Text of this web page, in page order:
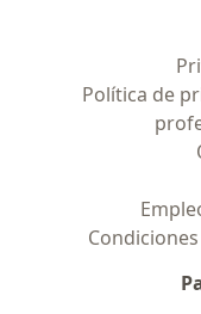
Política de